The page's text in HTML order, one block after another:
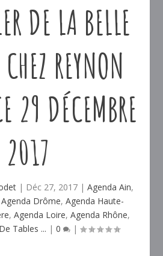
DE LA BELLE
REYNON
29 DÉCEMBRE
2017
| Déc 27, 2017| Agenda Ain,
Agenda Drôme, Agenda Haute-
, Agenda Loire, Agenda Rhône,
De Tables ... | 0 |